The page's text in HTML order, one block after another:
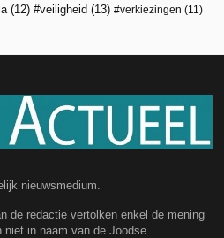
(12) veiligheid (13) verkiezingen (11)
nieuwsmedium.
de redactie vertolken enkel de mening
in naam van de Joodse